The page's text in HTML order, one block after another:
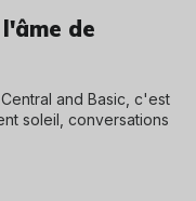
de
and Basic, c'est
soleil, conversations